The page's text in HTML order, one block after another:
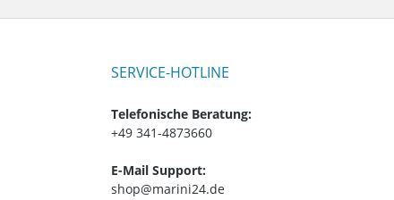
SERVICE-HOTLINE
Telefonische Beratung:
+49 341-4873660
E-Mail Support:
shop@marini24.de